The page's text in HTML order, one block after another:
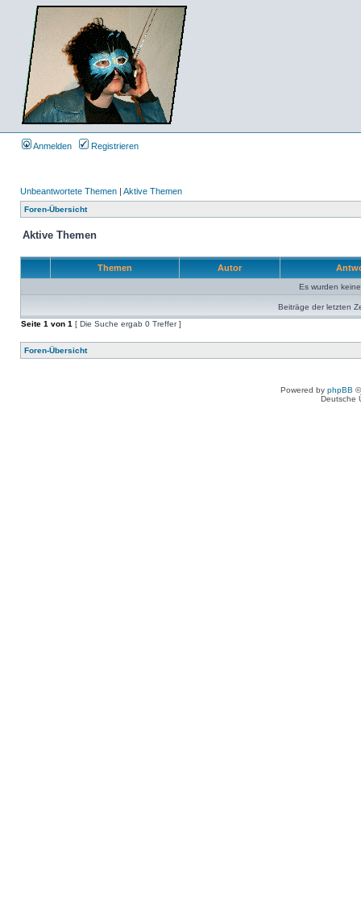
Anmelden Registrieren
Unbeantwortete Themen | Aktive Themen
Foren-Übersicht
Aktive Themen
Themen Autor
Es wurden
Beiträge der letzten
Seite 1 von 1 [ Die Suche ergab 0 Treffer ]
Foren-Übersicht
Powered by phpBB
Deutsche